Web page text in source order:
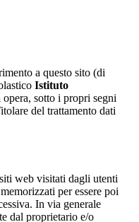
a questo sito (di
Istituto
opera, sotto i propri segni
del trattamento dati
web visitati dagli utenti
per essere poi
In via generale
dal proprietario e/o